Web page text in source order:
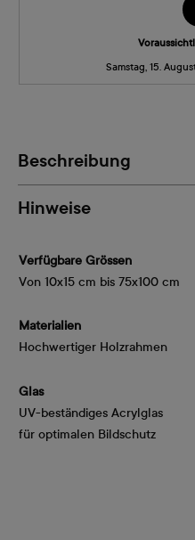
Samstag, 15.
Beschreibung
Hinweise
Verfügbare Grössen
Von 10x15 cm bis 75x100 cm
Materialien
Hochwertiger Holzrahmen
Glas
UV-beständiges Acrylglas
für optimalen Bildschutz